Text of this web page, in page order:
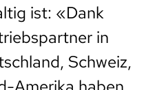
ist: «Dank
in
Schweiz,